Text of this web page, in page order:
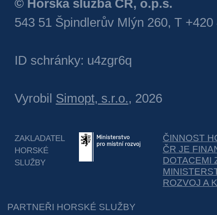
© Horská služba ČR, o.p.s.
543 51 Špindlerův Mlýn 260, T +420
ID schránky: u4zgr6q
Vyrobil Simopt, s.r.o., 2026
ZAKLADATEL
HORSKÉ
SLUŽBY
ČINNOST
ČR JE
DOTACEMI
ROZVOJ A
PARTNEŘI HORSKÉ SLUŽBY